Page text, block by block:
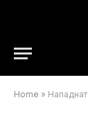
Home » Нападнат и